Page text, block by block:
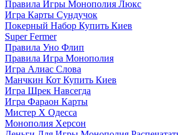
Правила Игры Монополия Люкс
Игра Карты Сундучок
Покерный Набор Купить Киев
Super Fermer
Правила Уно Флип
Правила Игра Монополия
Игра Алиас Слова
Манчкин Кот Купить Киев
Игра Шрек Навсегда
Игра Фараон Карты
Мистер Х Одесса
Монополия Херсон